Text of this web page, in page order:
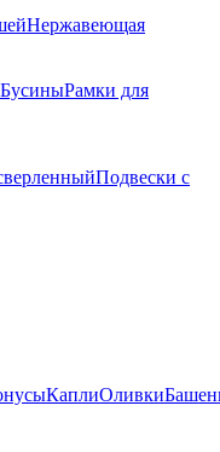
Нержавеющая
БусиныРамки для
Подвески с
КаплиОливки